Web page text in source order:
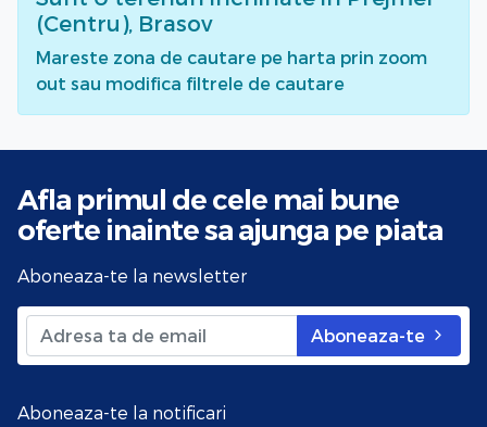
(Centru), Brasov
Mareste zona de cautare pe harta prin zoom
out sau modifica filtrele de cautare
Afla primul de cele mai bune
oferte inainte sa ajunga pe piata
Aboneaza-te la newsletter
Aboneaza-te
Aboneaza-te la notificari